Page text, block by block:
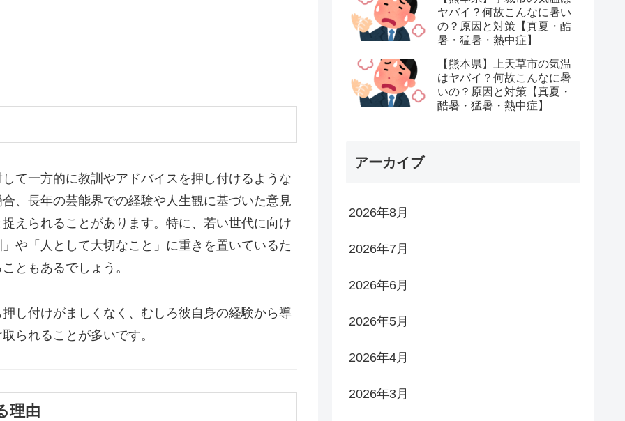
て一方的に教訓やアドバイスを押し付けるような
、長年の芸能界での経験や人生観に基づいた意見
えられることがあります。特に、若い世代に向け
や「人として大切なこと」に重きを置いているた
ともあるでしょう。
し付けがましくなく、むしろ彼自身の経験から導
られることが多いです。
理由
ヤバイ？何故こんなに暑い
の？原因と対策【真夏・酷
暑・猛暑・熱中症】
【熊本県】上天草市の気温
はヤバイ？何故こんなに暑
いの？原因と対策【真夏・
酷暑・猛暑・熱中症】
アーカイブ
2026年8月
2026年7月
2026年6月
2026年5月
2026年4月
2026年3月